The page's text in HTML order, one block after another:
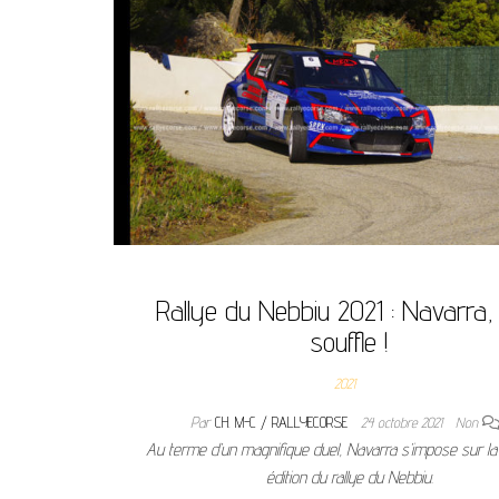
Rallye du Nebbiu 2021 : Navarra,
souffle !
2021
ParCH. M-C / RALLYECORSE 24 octobre 2021 Non
Au terme d’un magnifique duel, Navarra s’impose sur
édition du rallye du Nebbiu.